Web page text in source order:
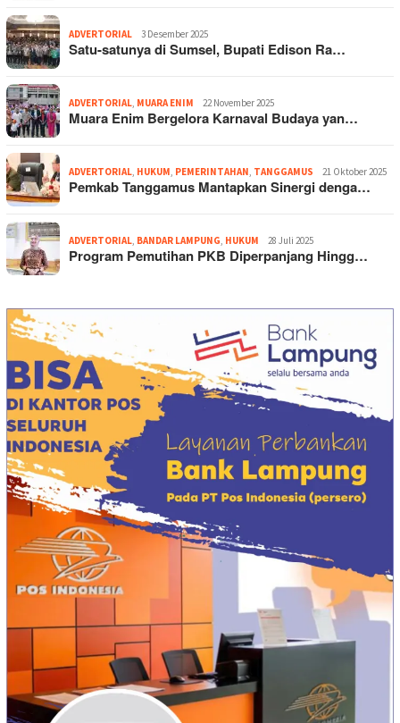
ADVERTORIAL 3 Desember 2025
Satu-satunya di Sumsel, Bupati Edison Ra…
ADVERTORIAL MUARA ENIM 22 November 2025
Muara Enim Bergelora Karnaval Budaya yan…
ADVERTORIAL HUKUM PEMERINTAHAN TANGGAMUS 21 Oktober 2025
Pemkab Tanggamus Mantapkan Sinergi denga…
ADVERTORIAL BANDAR LAMPUNG HUKUM 28 Juli 2025
Program Pemutihan PKB Diperpanjang Hingg…